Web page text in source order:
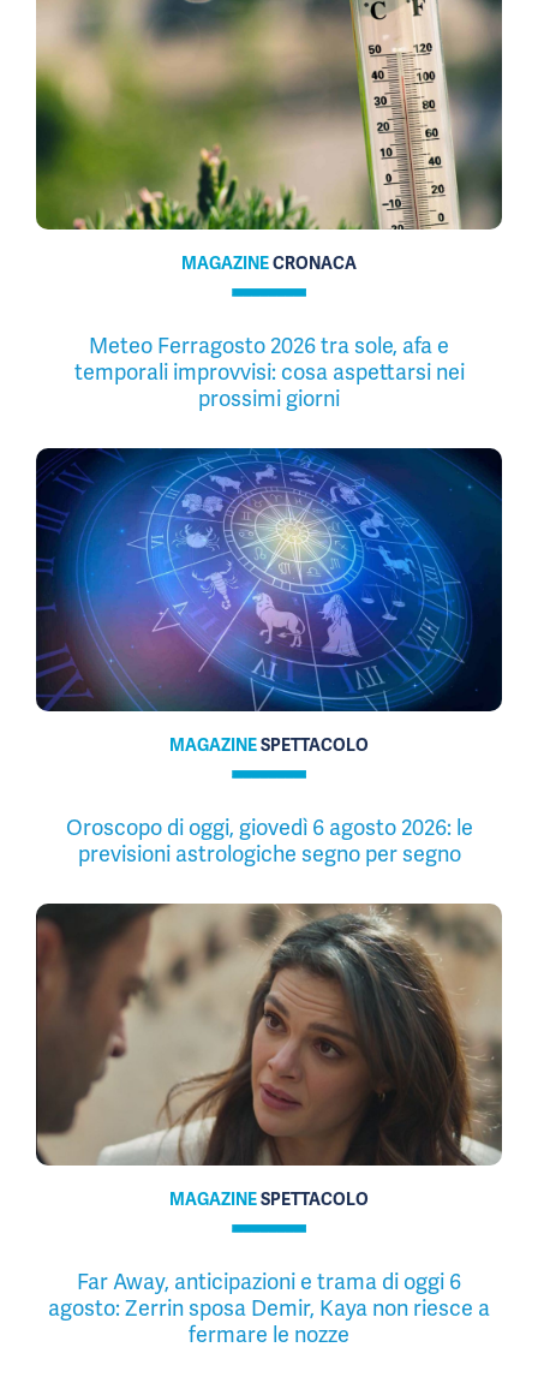
MAGAZINECRONACA
Meteo Ferragosto 2026 tra sole, afa e
temporali improvvisi: cosa aspettarsi nei
prossimi giorni
MAGAZINESPETTACOLO
Oroscopo di oggi, giovedì 6 agosto 2026: le
previsioni astrologiche segno per segno
MAGAZINESPETTACOLO
Far Away, anticipazioni e trama di oggi 6
agosto: Zerrin sposa Demir, Kaya non riesce a
fermare le nozze